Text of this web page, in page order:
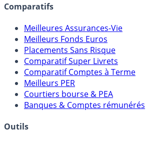
Comparatifs
Meilleures Assurances-Vie
Meilleurs Fonds Euros
Placements Sans Risque
Comparatif Super Livrets
Comparatif Comptes à Terme
Meilleurs PER
Courtiers bourse & PEA
Banques & Comptes rémunérés
Outils